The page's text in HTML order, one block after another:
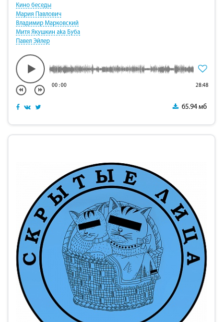
Кино беседы
Мария Павлович
Владимир Марковский
Митя Якушкин aka Буба
Павел Эйлер
00:00 28:48
65.94 мб